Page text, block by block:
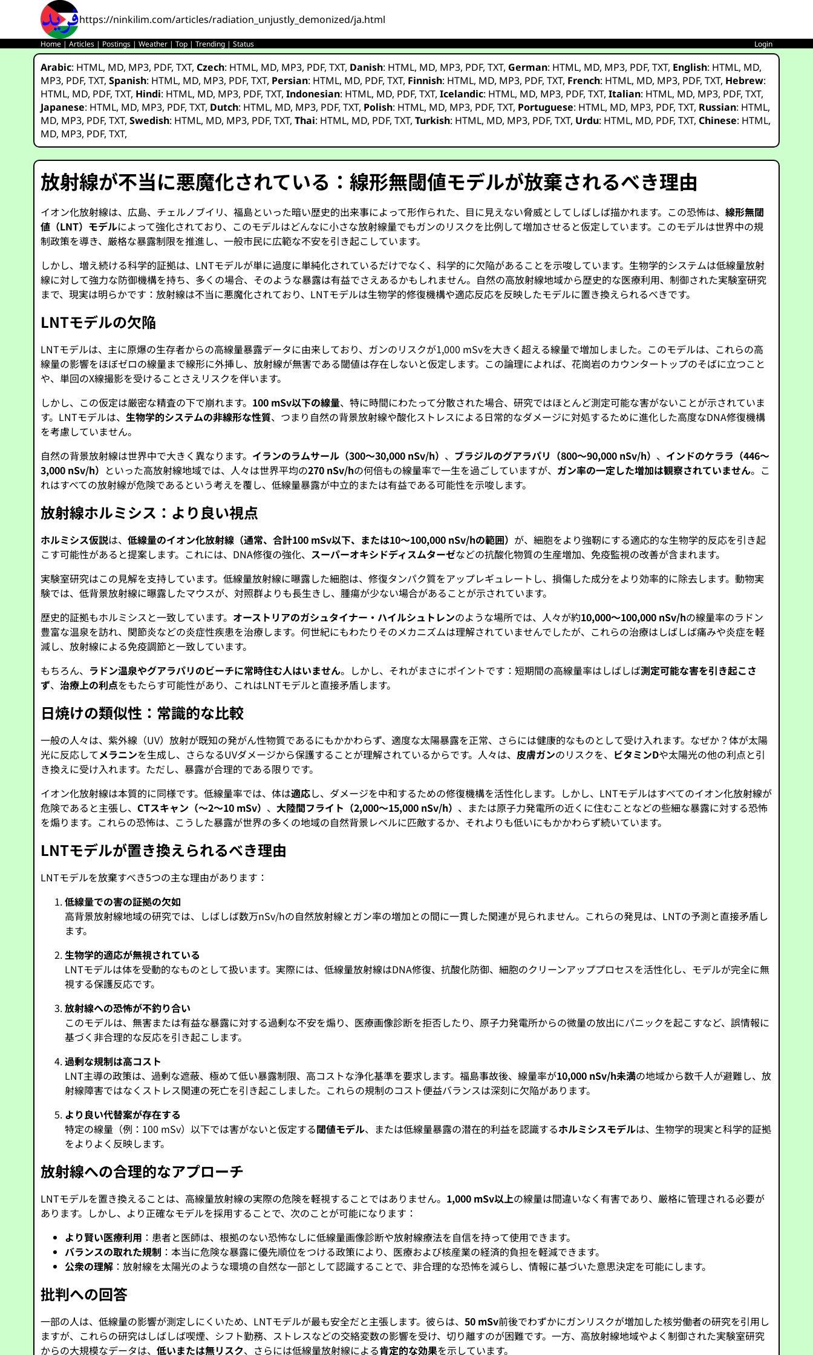
https://ninkilim.com/articles/radiation_unjustly_demonized/ja.html
Home |Articles | Postings |Weather |Top |Trending |Status Login
Arabic: HTML, MD, MP3, PDF,TXT,Czech: HTML, MD, MP3, PDF,TXT, Danish: HTML, MD, MP3, PDF,TXT, German: HTML, MD, MP3, PDF,TXT, English: HTML, MD,
MP3, PDF,TXT,Spanish: HTML, MD, MP3, PDF,TXT, Persian: HTML, MD, PDF,TXT, Finnish: HTML, MD, MP3, PDF,TXT, French: HTML, MD, MP3, PDF,TXT, Hebrew:
HTML, MD, PDF,TXT, Hindi: HTML, MD, MP3, PDF,TXT,Indonesian: HTML, MD, PDF,TXT,Icelandic: HTML, MD, MP3, PDF,TXT,Italian: HTML, MD, MP3, PDF,TXT,
Japanese: HTML, MD, MP3, PDF,TXT, Dutch: HTML, MD, MP3, PDF,TXT, Polish: HTML, MD, MP3, PDF,TXT, Portuguese: HTML, MD, MP3, PDF,TXT, Russian: HTML,
MD, MP3, PDF,TXT,Swedish: HTML, MD, MP3, PDF,TXT,Thai: HTML, MD, PDF,TXT,Turkish: HTML, MD, MP3, PDF,TXT, Urdu: HTML, MD, PDF,TXT,Chinese: HTML,
MD, MP3, PDF,TXT,
放射線が不当に悪魔化されている：線形無閾値モデルが放棄されるべき理由
イオン化放射線は、広島、チェルノブイリ、福島といった暗い歴史的出来事によって形作られた、目に見えない脅威としてしばしば描かれます。この恐怖は、線形無閾
値（LNT）モデルによって強化されており、このモデルはどんなに小さな放射線量でもガンのリスクを比例して増加させると仮定しています。このモデルは世界中の規
制政策を導き、厳格な暴露制限を推進し、一般市民に広範な不安を引き起こしています。
しかし、増え続ける科学的証拠は、LNTモデルが単に過度に単純化されているだけでなく、科学的に欠陥があることを示唆しています。生物学的システムは低線量放射
線に対して強力な防御機構を持ち、多くの場合、そのような暴露は有益でさえあるかもしれません。自然の高放射線地域から歴史的な医療利用、制御された実験室研究
まで、現実は明らかです：放射線は不当に悪魔化されており、LNTモデルは生物学的修復機構や適応反応を反映したモデルに置き換えられるべきです。
LNTモデルの欠陥
LNTモデルは、主に原爆の生存者からの高線量暴露データに由来しており、ガンのリスクが1,000 mSvを大きく超える線量で増加しました。このモデルは、これらの高
線量の影響をほぼゼロの線量まで線形に外挿し、放射線が無害である閾値は存在しないと仮定します。この論理によれば、花崗岩のカウンタートップのそばに立つこと
や、単回のX線撮影を受けることさえリスクを伴います。
しかし、この仮定は厳密な精査の下で崩れます。 100 mSv以下の線量、特に時間にわたって分散された場合、研究ではほとんど測定可能な害がないことが示されていま
す。LNTモデルは、生物学的システムの非線形な性質、つまり自然の背景放射線や酸化ストレスによる日常的なダメージに対処するために進化した高度なDNA修復機構
を考慮していません。
自然の背景放射線は世界中で大きく異なります。 イランのラムサール（300～30,000 nSv/h） 、 ブラジルのグアラパリ（800～90,000 nSv/h） 、 インドのケララ（446～
3,000 nSv/h） といった高放射線地域では、人々は世界平均の270 nSv/hの何倍もの線量率で一生を過ごしていますが、 ガン率の一定した増加は観察されていません。こ
れはすべての放射線が危険であるという考えを覆し、低線量暴露が中立的または有益である可能性を示唆します。
放射線ホルミシス：より良い視点
ホルミシス仮説は、低線量のイオン化放射線（通常、合計100 mSv以下、または10～100,000 nSv/hの範囲） が、細胞をより強靭にする適応的な生物学的反応を引き起
こす可能性があると提案します。これには、DNA修復の強化、 スーパーオキシドディスムターゼなどの抗酸化物質の生産増加、免疫監視の改善が含まれます。
実験室研究はこの見解を支持しています。低線量放射線に曝露した細胞は、修復タンパク質をアップレギュレートし、損傷した成分をより効率的に除去します。動物実
験では、低背景放射線に曝露したマウスが、対照群よりも長生きし、腫瘍が少ない場合があることが示されています。
歴史的証拠もホルミシスと一致しています。 オーストリアのガシュタイナー・ハイルシュトレンのような場所では、人々が約10,000～100,000 nSv/hの線量率のラドン
豊富な温泉を訪れ、関節炎などの炎症性疾患を治療します。何世紀にもわたりそのメカニズムは理解されていませんでしたが、これらの治療はしばしば痛みや炎症を軽
減し、放射線による免疫調節と一致しています。
もちろん、 ラドン温泉やグアラパリのビーチに常時住む人はいません。しかし、それがまさにポイントです：短期間の高線量率はしばしば測定可能な害を引き起こさ
ず、治療上の利点をもたらす可能性があり、これはLNTモデルと直接矛盾します。
日焼けの類似性：常識的な比較
一般の人々は、紫外線（UV）放射が既知の発がん性物質であるにもかかわらず、適度な太陽暴露を正常、さらには健康的なものとして受け入れます。なぜか？体が太陽
光に反応してメラニンを生成し、さらなるUVダメージから保護することが理解されているからです。人々は、皮膚ガンのリスクを、 ビタミンDや太陽光の他の利点と引
き換えに受け入れます。ただし、暴露が合理的である限りです。
イオン化放射線は本質的に同様です。低線量率では、体は適応し、ダメージを中和するための修復機構を活性化します。しかし、LNTモデルはすべてのイオン化放射線が
危険であると主張し、CTスキャン（～2～10 mSv） 、大陸間フライト（2,000～15,000 nSv/h） 、または原子力発電所の近くに住むことなどの些細な暴露に対する恐怖
を煽ります。これらの恐怖は、こうした暴露が世界の多くの地域の自然背景レベルに匹敵するか、それよりも低いにもかかわらず続いています。
LNTモデルが置き換えられるべき理由
LNTモデルを放棄すべき5つの主な理由があります：
低線量での害の証拠の欠如
高背景放射線地域の研究では、しばしば数万nSv/hの自然放射線とガン率の増加との間に一貫した関連が見られません。これらの発見は、LNTの予測と直接矛盾し
ます。
生物学的適応が無視されている
LNTモデルは体を受動的なものとして扱います。実際には、低線量放射線はDNA修復、抗酸化防御、細胞のクリーンアッププロセスを活性化し、モデルが完全に無
視する保護反応です。
放射線への恐怖が不釣り合い
このモデルは、無害または有益な暴露に対する過剰な不安を煽り、医療画像診断を拒否したり、原子力発電所からの微量の放出にパニックを起こすなど、誤情報に
基づく非合理的な反応を引き起こします。
過剰な規制は高コスト
LNT主導の政策は、過剰な遮蔽、極めて低い暴露制限、高コストな浄化基準を要求します。福島事故後、線量率が10,000 nSv/h未満の地域から数千人が避難し、放
射線障害ではなくストレス関連の死亡を引き起こしました。これらの規制のコスト便益バランスは深刻に欠陥があります。
より良い代替案が存在する
特定の線量（例：100 mSv）以下では害がないと仮定する閾値モデル、または低線量暴露の潜在的利益を認識するホルミシスモデルは、生物学的現実と科学的証拠
をよりよく反映します。
放射線への合理的なアプローチ
LNTモデルを置き換えることは、高線量放射線の実際の危険を軽視することではありません。 1,000 mSv以上の線量は間違いなく有害であり、厳格に管理される必要が
あります。しかし、より正確なモデルを採用することで、次のことが可能になります：
より賢い医療利用 ：患者と医師は、根拠のない恐怖なしに低線量画像診断や放射線療法を自信を持って使用できます。
バランスの取れた規制 ：本当に危険な暴露に優先順位をつける政策により、医療および核産業の経済的負担を軽減できます。
公衆の理解 ：放射線を太陽光のような環境の自然な一部として認識することで、非合理的な恐怖を減らし、情報に基づいた意思決定を可能にします。
批判への回答
一部の人は、低線量の影響が測定しにくいため、LNTモデルが最も安全だと主張します。彼らは、50 mSv前後でわずかにガンリスクが増加した核労働者の研究を引用し
ますが、これらの研究はしばしば喫煙、シフト勤務、ストレスなどの交絡変数の影響を受け、切り離すのが困難です。一方、高放射線地域やよく制御された実験室研究
からの大規模なデータは、低いまたは無リスク、さらには低線量放射線による肯定的な効果を示しています。